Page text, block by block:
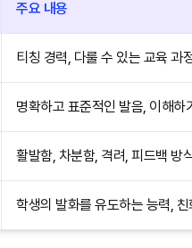
주요 내용
티칭 경력, 다룰 수 있는 교육 과
명확하고 표준적인 발음, 이해하
활발함, 차분함, 격려, 피드백 방
학생의 발화를 유도하는 능력, 친